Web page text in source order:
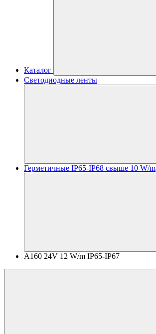
Каталог
Светодиодные ленты
Герметичные IP65-IP68 свыше 10 W/m
A160 24V 12 W/m IP65-IP67